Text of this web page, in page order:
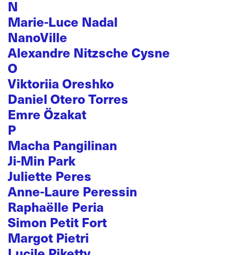
N
Marie-Luce Nadal
NanoVille
Alexandre Nitzsche Cysne
O
Viktoriia Oreshko
Daniel Otero Torres
Emre Özakat
P
Macha Pangilinan
Ji-Min Park
Juliette Peres
Anne-Laure Peressin
Raphaëlle Peria
Simon Petit Fort
Margot Pietri